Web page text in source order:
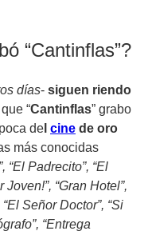
“Cantinflas”?
días- siguen riendo
que “Cantinflas” grabo
de cine de oro
más conocidas
“El Padrecito”, “El
“Gran Hotel”,
Señor Doctor”, “Si
“Entrega